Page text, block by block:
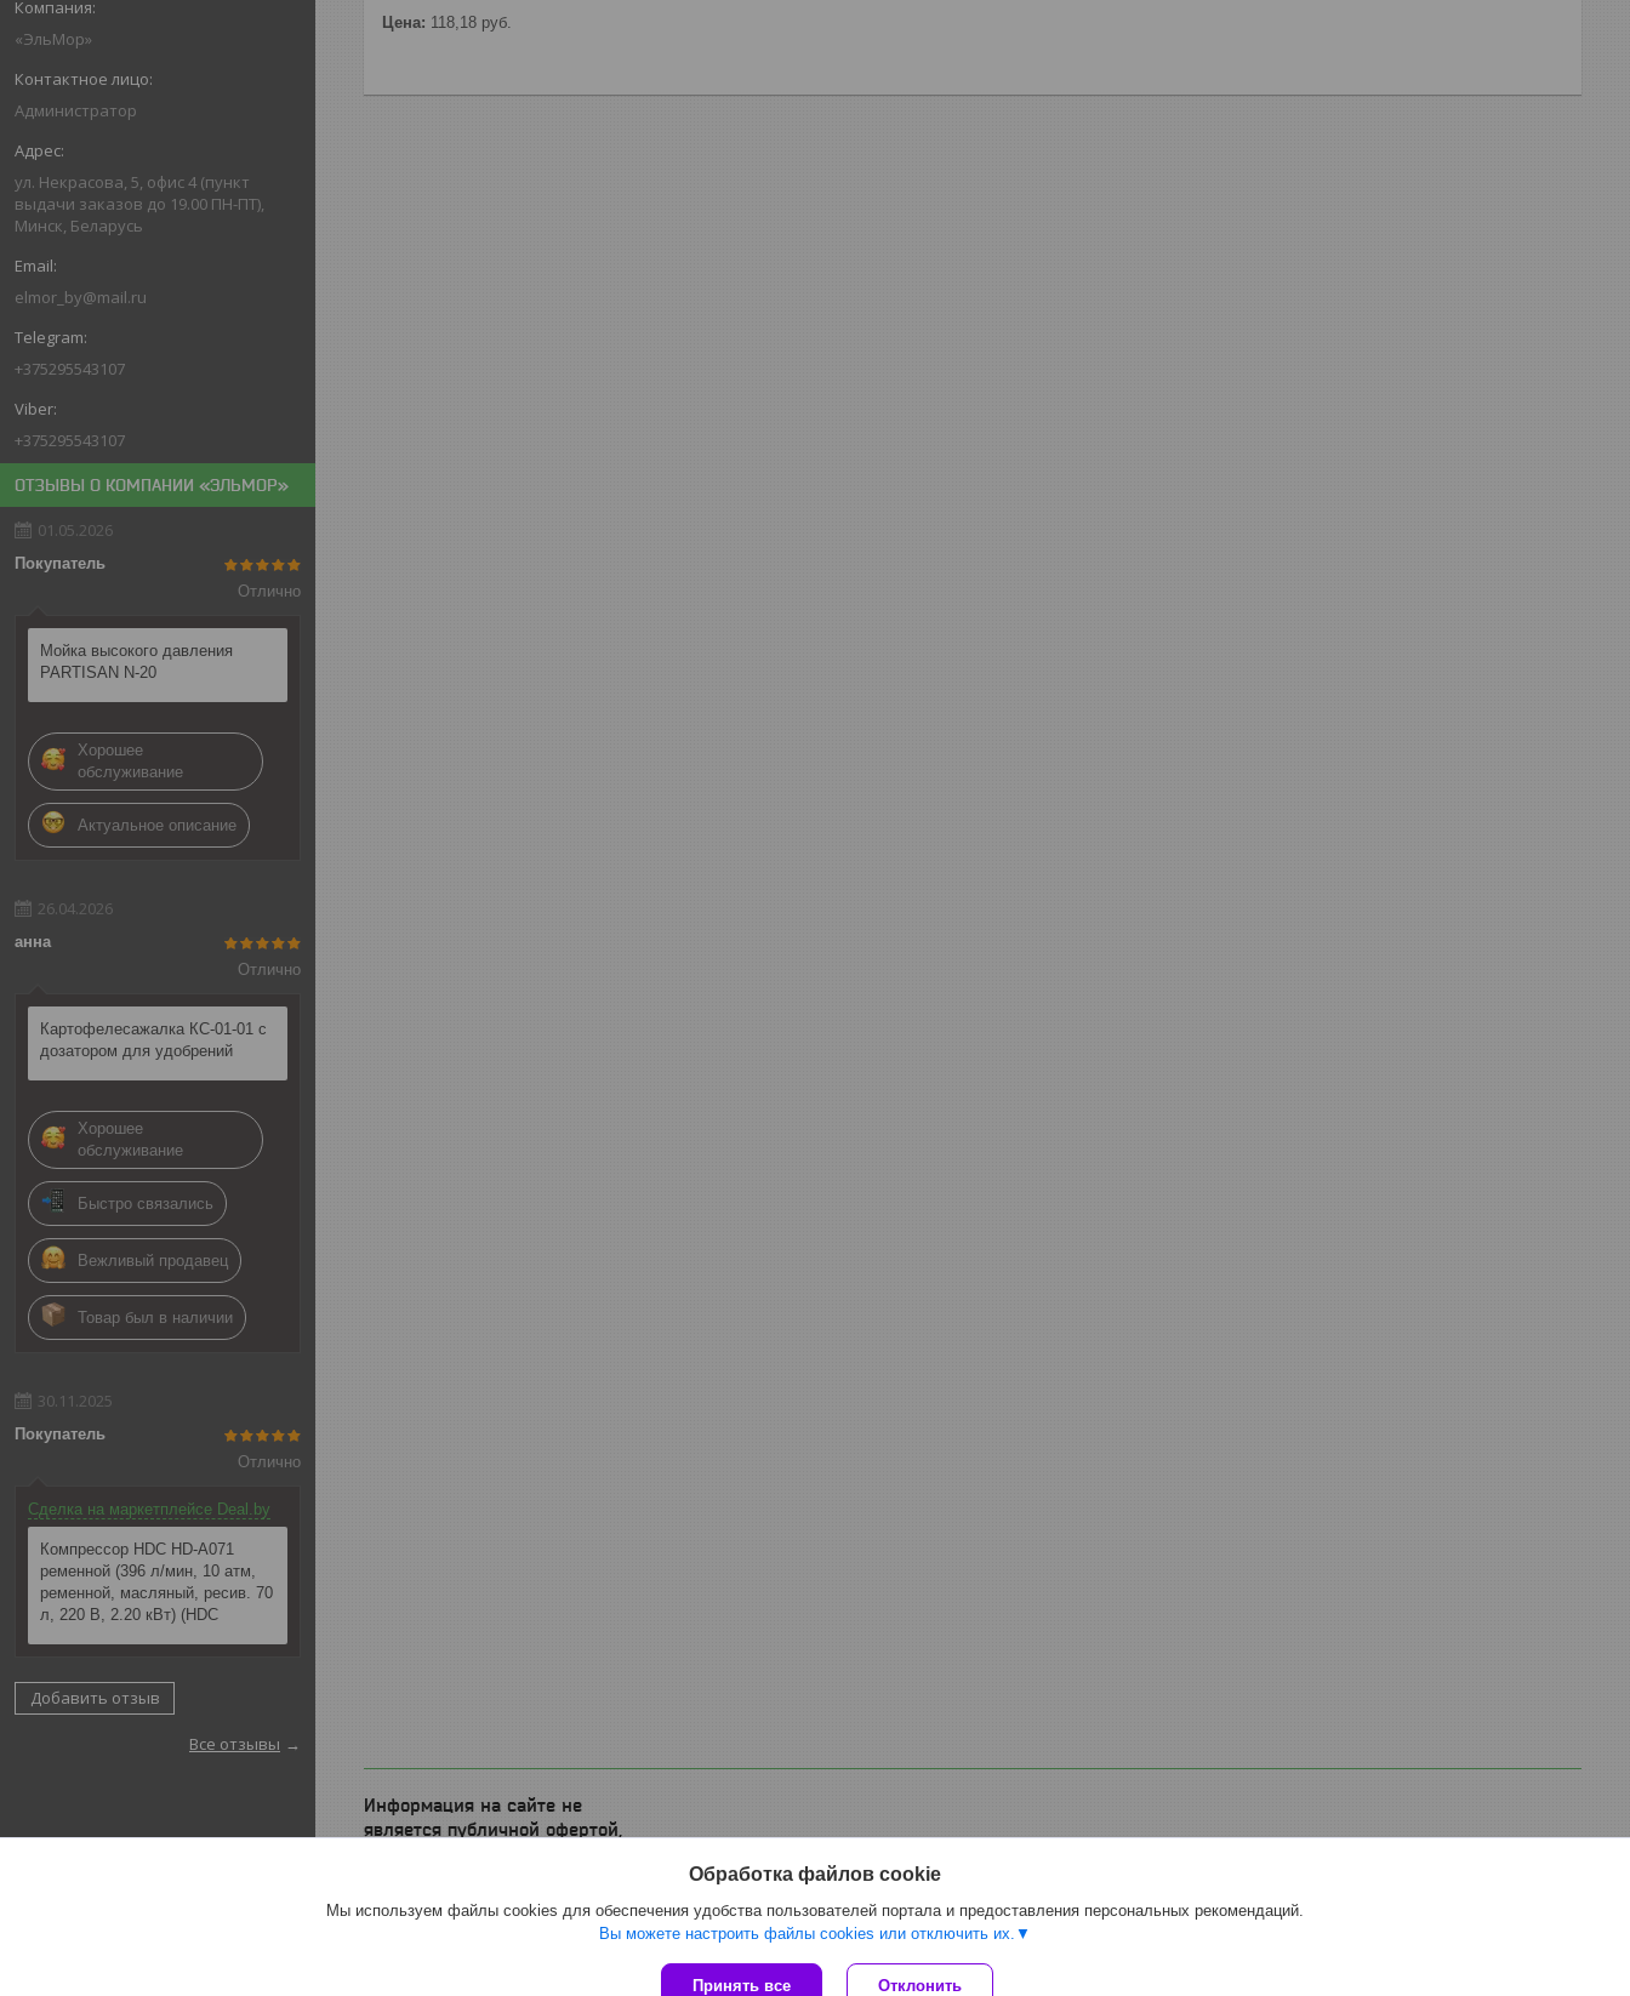
«ЭльМор»
Администратор
ул. Некрасова, 5, офис 4 (пункт
выдачи заказов до 19.00 ПН-ПТ),
Минск, Беларусь
elmor_by@mail.ru
+375295543107
+375295543107
ОТЗЫВЫ О КОМПАНИИ «ЭЛЬМОР»
01.05.2026
Покупатель
Отлично
Мойка высокого давления
PARTISAN N-20
Хорошее
обслуживание
Актуальное описание
26.04.2026
анна
Отлично
Картофелесажалка КС-01-01 с
дозатором для удобрений
Хорошее
обслуживание
Быстро связались
Вежливый продавец
Товар был в наличии
30.11.2025
Покупатель
Отлично
Сделка на маркетплейсе Deal.by
Компрессор HDC HD-A071
ременной (396 л/мин, 10 атм,
ременной, масляный, ресив. 70
л, 220 В, 2.20 кВт) (HDC
Добавить отзыв
Все отзывы
Цена: 118,18 руб.
Информация на сайте не
является публичной офертой,
Подробнее
Сайт создан на платформе Deal.by
Обработка файлов cookie
Мы используем файлы cookies для обеспечения удобства пользователей портала и предоставления персональных рекомендаций.
Вы можете настроить файлы cookies или отключить их.
Принять все Отклонить